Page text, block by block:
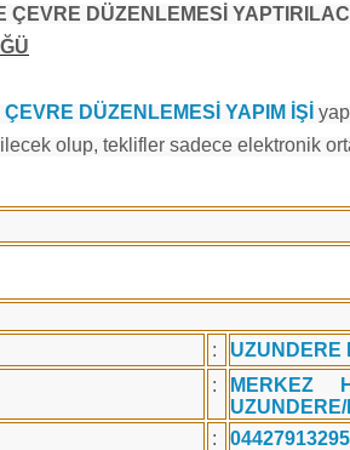
ÇEVRE DÜZENLEMESİ
DÜZENLEMESİ YAPIM İŞİ
olup, teklifler sadece elektronik
:
UZUNDERE
:
MERKEZ
: